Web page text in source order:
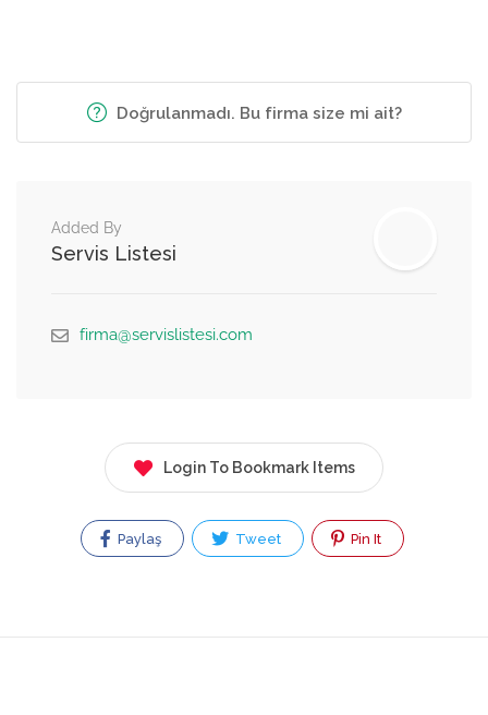
Doğrulanmadı. Bu firma size mi ait?
Added By
Servis Listesi
firma@servislistesi.com
Login To Bookmark Items
Paylaş Tweet Pin It